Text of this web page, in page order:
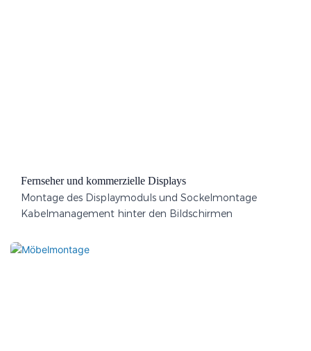
Fernseher und kommerzielle Displays
Montage des Displaymoduls und Sockelmontage
Kabelmanagement hinter den Bildschirmen